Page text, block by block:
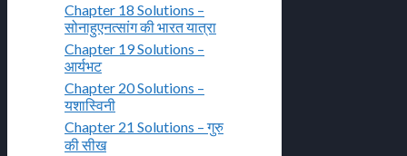
Chapter 18 Solutions –
सोनाहुएनत्सांग की भारत यात्रा
Chapter 19 Solutions –
आर्यभट
Chapter 20 Solutions –
यशास्विनी
Chapter 21 Solutions – गुरु
की सीख